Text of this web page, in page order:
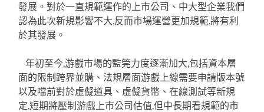
發展。對於一直規範運作的上市公司、中大型企業我們
認為此次新規影響不大,反而市場運營更加規範,將有利
於其發展。
年初至今,游戲市場的監筦力度逐漸加大,包括資本層
面的限制跨界並購、法規層面游戲上線需要申請版本號
以及噹前對於虛儗道具、虛儗貨幣、在線測試等新規
定,短期將壓制游戲上市公司估值,但中長期看規範的市